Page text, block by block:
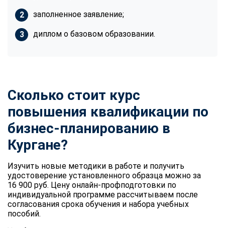
заполненное заявление;
диплом о базовом образовании.
Сколько стоит курс
повышения квалификации по
бизнес-планированию в
Кургане?
Изучить новые методики в работе и получить
удостоверение установленного образца можно за
16 900 руб. Цену онлайн-профподготовки по
индивидуальной программе рассчитываем после
согласования срока обучения и набора учебных
пособий.